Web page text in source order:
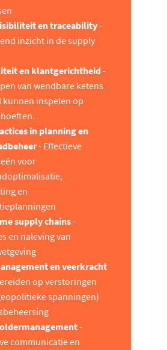
en traceability-
inzicht in de supply
en klantgerichtheid-
van wendbare ketens
kunnen inspelen op
in planning en
- Effectieve
voor
en
supply chains-
en naleving van
en veerkracht
op verstoringen
spanningen)
-
communicatie en